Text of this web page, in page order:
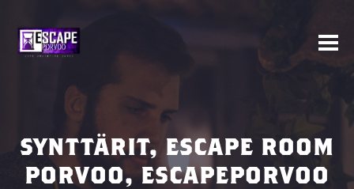
SYNTTÄRIT, ESCAPE ROOM
PORVOO, ESCAPEPORVOO